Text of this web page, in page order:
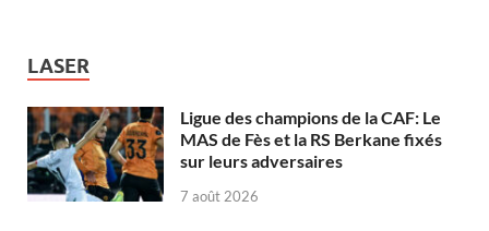
LASER
Ligue des champions de la CAF: Le
MAS de Fès et la RS Berkane fixés
sur leurs adversaires
7 août 2026